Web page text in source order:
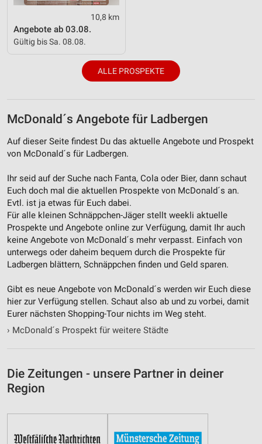
10,8 km
Angebote ab 03.08.
Gültig bis Sa. 08.08.
ALLE PROSPEKTE
McDonald´s Angebote für Ladbergen
Auf dieser Seite findest Du das aktuelle Angebote und Prospekt
von McDonald´s für Ladbergen.
Ihr seid auf der Suche nach Fanta, Cola oder Bier, dann schaut
Euch doch mal die aktuellen Prospekte von McDonald´s an.
Evtl. ist ja etwas für Euch dabei.
Für alle kleinen Schnäppchen-Jäger stellt weekli aktuelle
Prospekte und Angebote online zur Verfügung, damit Ihr auch
keine Angebote von McDonald´s mehr verpasst. Einfach von
unterwegs oder daheim bequem durch die Prospekte für
Ladbergen blättern, Schnäppchen finden und Geld sparen.
Gibt es neue Angebote von McDonald´s werden wir Euch diese
hier zur Verfügung stellen. Schaut also ab und zu vorbei, damit
Eurer nächsten Shopping-Tour nichts im Weg steht.
› McDonald´s Prospekt für weitere Städte
Die Zeitungen - unsere Partner in deiner
Region